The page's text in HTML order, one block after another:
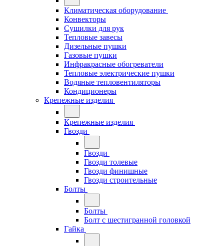
Климатическая оборудование
Конвекторы
Сушилки для рук
Тепловые завесы
Дизельные пушки
Газовые пушки
Инфракрасные обогреватели
Тепловые электрические пушки
Водяные тепловентиляторы
Кондиционеры
Крепежные изделия
Крепежные изделия
Гвозди
Гвозди
Гвозди толевые
Гвозди финишные
Гвозди строительные
Болты
Болты
Болт с шестигранной головкой
Гайка